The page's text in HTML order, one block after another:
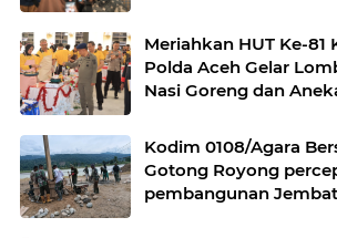
Meriahkan HUT Ke-81
Polda Aceh Gelar
Nasi Goreng dan
Kodim 0108/Agara
Gotong Royong
pembangunan